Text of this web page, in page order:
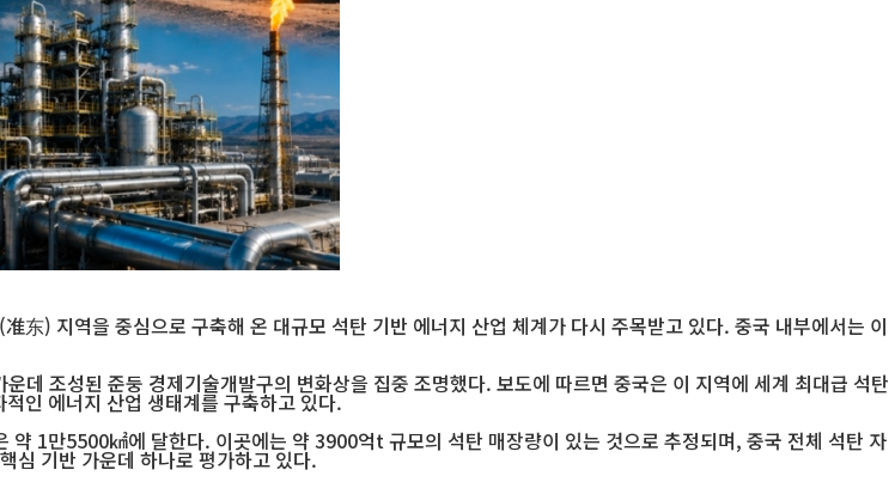
) 지역을 중심으로 구축해 온 대규모 석탄 기반 에너지 산업 체계가 다시 주목받고 있다. 중국 내부에서는 이
데 조성된 준둥 경제기술개발구의 변화상을 집중 조명했다. 보도에 따르면 중국은 이 지역에 세계 최대급 석탄
인 에너지 산업 생태계를 구축하고 있다.
1만5500㎢에 달한다. 이곳에는 약 3900억t 규모의 석탄 매장량이 있는 것으로 추정되며, 중국 전체 석탄 자
심 기반 가운데 하나로 평가하고 있다.